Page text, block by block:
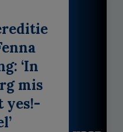
‘In
mis
yes!-